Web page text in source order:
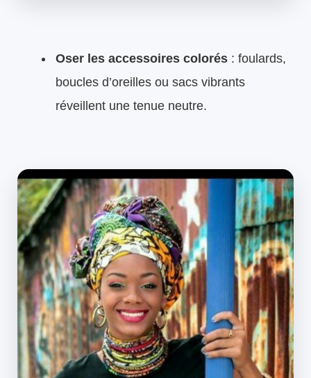
Oser les accessoires colorés : foulards,
boucles d’oreilles ou sacs vibrants
réveillent une tenue neutre.